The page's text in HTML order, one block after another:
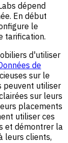
dépend
En début
le
tarification.
d'utiliser
de
sur le
peuvent utiliser
sur leurs
placements
utiliser ces
et démontrer la
leurs clients,